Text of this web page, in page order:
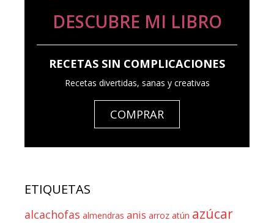
DESCUBRE MI LIBRO
RECETAS SIN COMPLICACIONES
Recetas divertidas, sanas y creativas
COMPRAR
ETIQUETAS
alcachofas almendras anis arroz atún azúcar